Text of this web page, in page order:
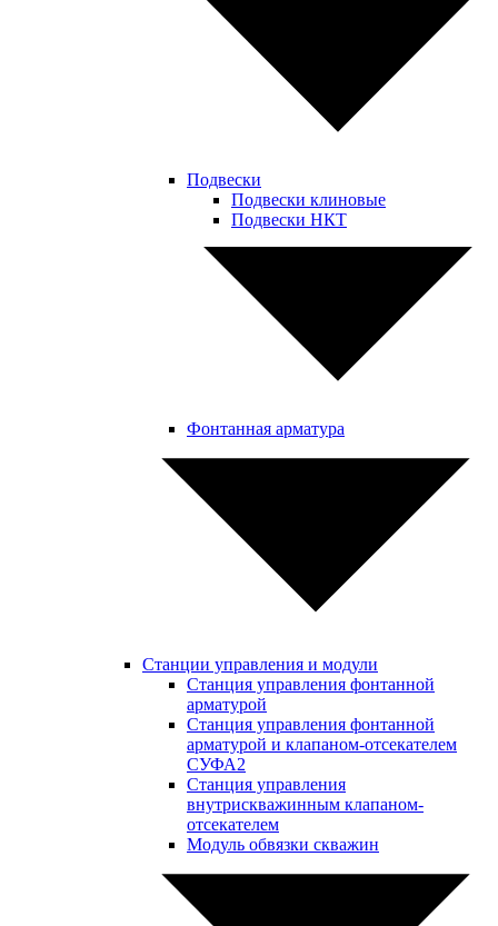
Подвески
Подвески клиновые
Подвески НКТ
Фонтанная арматура
Станции управления и модули
Станция управления фонтанной
арматурой
Станция управления фонтанной
арматурой и клапаном-отсекателем
СУФА2
Станция управления
внутрискважинным клапаном-
отсекателем
Модуль обвязки скважин